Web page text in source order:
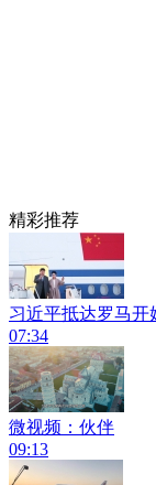
精彩推荐
习近平抵达罗马开
07:34
微视频：伙伴
09:13